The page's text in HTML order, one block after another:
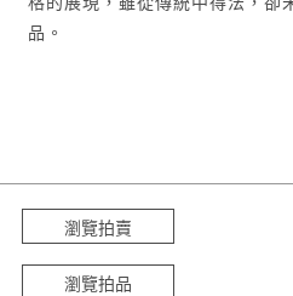
品。
瀏覽拍賣
瀏覽拍品